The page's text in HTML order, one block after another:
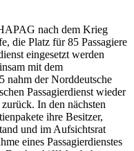
nach dem Krieg
die Platz für 85 Passagiere
eingesetzt werden
mit dem
nahm der Norddeutsche
Passagierdienst wieder
In den nächsten
ihre Besitzer,
und im Aufsichtsrat
eines Passagierdienstes